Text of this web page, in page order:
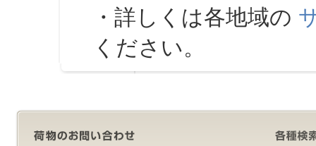
・詳しくは各地域の
ください。